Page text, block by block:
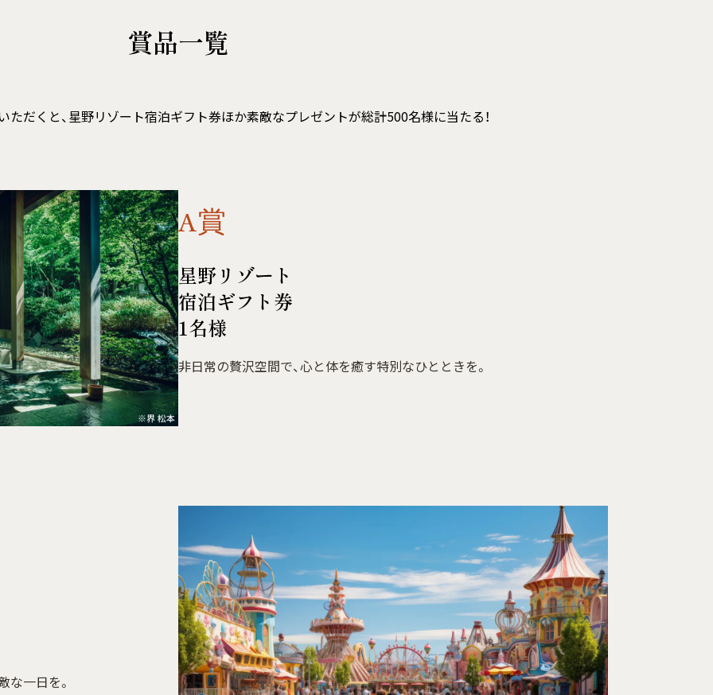
賞品一覧
ただくと、星野リゾート宿泊ギフト券ほか素敵なプレゼントが総計500名様に当たる！
A賞
星野リゾート
宿泊ギフト券
1名様
非日常の贅沢空間で、心と体を癒す特別なひとときを。
な一日を。